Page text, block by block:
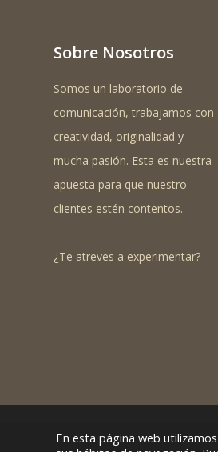
Sobre Nosotros
Somos un laboratorio de
comunicación, trabajamos con
creatividad, originalidad y
mucha pasión. Esta es nuestra
apuesta para que nuestro
clientes estén contentos.
¿Te atreves a experimentar?
TODOS LOS DERECHOS
En esta página web